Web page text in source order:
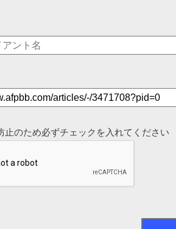
止のため必ずチェックを入れてください